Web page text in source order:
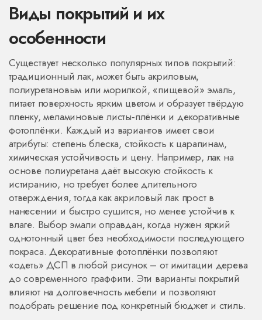
Виды покрытий и их
особенности
Существует несколько популярных типов покрытий:
традиционныйлак,может быть акриловым,
полиуретановым или морилкой, «пищевой» эмаль,
питает поверхность ярким цветом и образует твёрдую
пленку, меламиновые листы‑плёнки и декоративные
фотоплёнки. Каждый из вариантов имеет свои
атрибуты: степень блеска, стойкость к царапинам,
химическая устойчивость и цену. Например, лак на
основе полиуретана даёт высокую стойкость к
истиранию, но требует более длительного
отверждения, тогда как акриловый лак прост в
нанесении и быстро сушится, но менее устойчив к
влаге. Выбор эмали оправдан, когда нужен яркий
однотонный цвет без необходимости последующего
покраса. Декоративные фотоплёнки позволяют
«одеть» ДСП в любой рисунок – от имитации дерева
до современного граффити. Эти варианты покрытий
влияют на долговечность мебели и позволяют
подобрать решение под конкретный бюджет и стиль.